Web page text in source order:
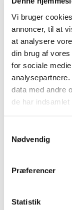
Vi bruger
annoncer, til at
at analysere
din brug af
for sociale
data med andre
de har
Nødvendig
Præferencer
Statistik
Mangler du
Jeg hjælper dig
Lad mig
familien og